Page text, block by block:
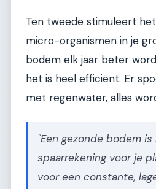
Ten tweede stimuleert
micro-organismen in je
bodem elk jaar beter
het is heel efficiënt. Er
met regenwater, alles
"Een gezonde bodem is
spaarrekening voor je
voor een constante,